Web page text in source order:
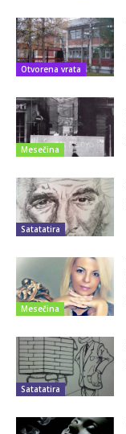
Otvorena vrata
Mesečina
Satatatira
Mesečina
Satatatira